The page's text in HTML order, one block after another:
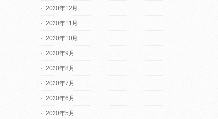
2020年12月
2020年11月
2020年10月
2020年9月
2020年8月
2020年7月
2020年6月
2020年5月